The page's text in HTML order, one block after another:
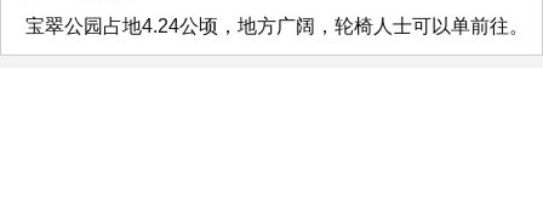
宝翠公园占地4.24公顷，地方广阔，轮椅人士可以单前往。